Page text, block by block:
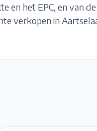
het EPC, en van
verkopen in